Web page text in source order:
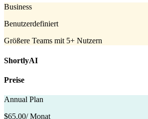
Business
Benutzerdefiniert
Größere Teams mit 5+ Nutzern
ShortlyAI
Preise
Annual Plan
$65,00/ Monat